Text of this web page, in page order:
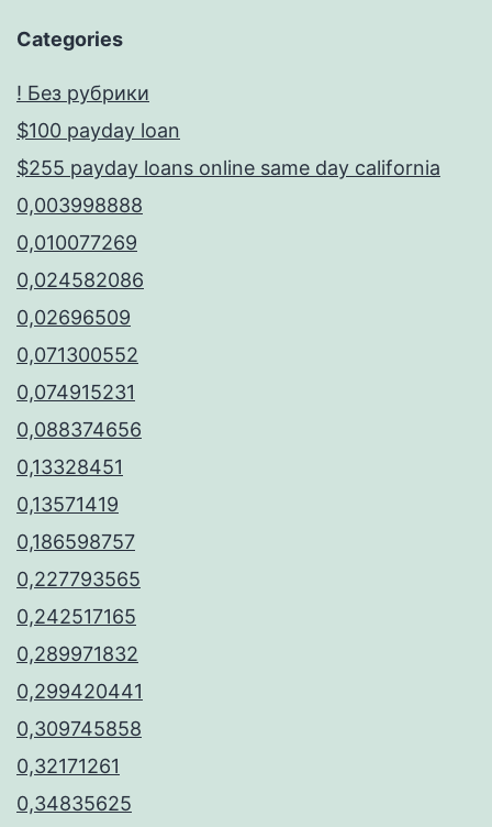
Categories
! Без рубрики
$100 payday loan
$255 payday loans online same day california
0,003998888
0,010077269
0,024582086
0,02696509
0,071300552
0,074915231
0,088374656
0,13328451
0,13571419
0,186598757
0,227793565
0,242517165
0,289971832
0,299420441
0,309745858
0,32171261
0,34835625